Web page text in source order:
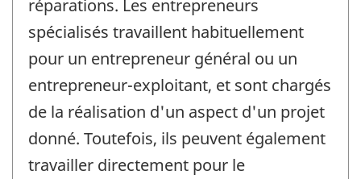
réparations. Les entrepreneurs
spécialisés travaillent habituellement
pour un entrepreneur général ou un
entrepreneur-exploitant, et sont chargés
de la réalisation d'un aspect d'un projet
donné. Toutefois, ils peuvent également
travailler directement pour le